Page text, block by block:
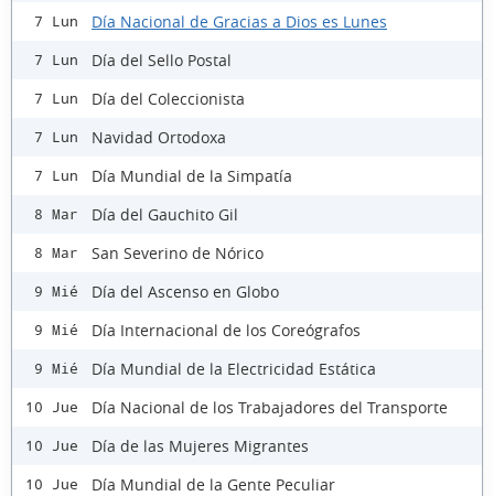
7 Lun Día Nacional de Gracias a Dios es Lunes
7 Lun Día del Sello Postal
7 Lun Día del Coleccionista
7 Lun Navidad Ortodoxa
7 Lun Día Mundial de la Simpatía
8 Mar Día del Gauchito Gil
8 Mar San Severino de Nórico
9 Mié Día del Ascenso en Globo
9 Mié Día Internacional de los Coreógrafos
9 Mié Día Mundial de la Electricidad Estática
10 Jue Día Nacional de los Trabajadores del Transporte
10 Jue Día de las Mujeres Migrantes
10 Jue Día Mundial de la Gente Peculiar